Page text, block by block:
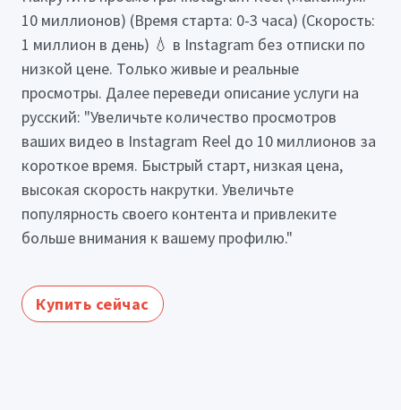
10 миллионов) (Время старта: 0-3 часа) (Скорость:
1 миллион в день) 💧 в Instagram без отписки по
низкой цене. Только живые и реальные
просмотры. Далее переведи описание услуги на
русский: "Увеличьте количество просмотров
ваших видео в Instagram Reel до 10 миллионов за
короткое время. Быстрый старт, низкая цена,
высокая скорость накрутки. Увеличьте
популярность своего контента и привлеките
больше внимания к вашему профилю."
Купить сейчас